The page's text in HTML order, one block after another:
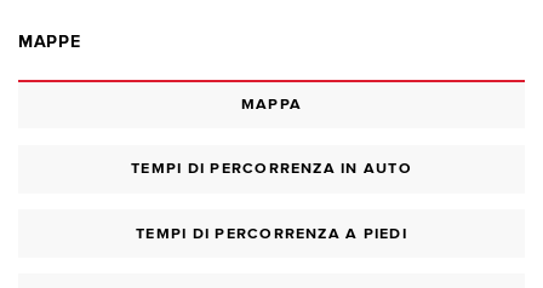
MAPPE
MAPPA
TEMPI DI PERCORRENZA IN AUTO
TEMPI DI PERCORRENZA A PIEDI